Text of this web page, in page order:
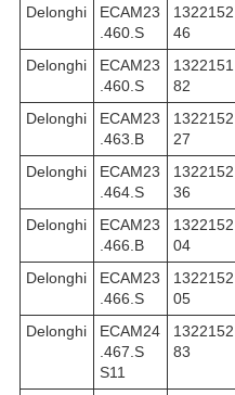
Delonghi
ECAM23
.460.S
1322152
46
Delonghi
ECAM23
.460.S
1322151
82
Delonghi
ECAM23
.463.B
1322152
27
Delonghi
ECAM23
.464.S
1322152
36
Delonghi
ECAM23
.466.B
1322152
04
Delonghi
ECAM23
.466.S
1322152
05
Delonghi
ECAM24
.467.S
S11
1322152
83